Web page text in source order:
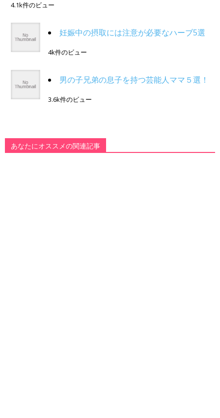
4.1k件のビュー
妊娠中の摂取には注意が必要なハーブ5選
4k件のビュー
男の子兄弟の息子を持つ芸能人ママ５選！
3.6k件のビュー
あなたにオススメの関連記事